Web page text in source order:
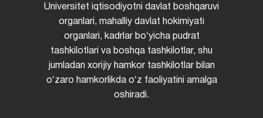
Universitet iqtisodiyotni davlat boshqaruvi
organlari, mahalliy davlat hokimiyati
organlari, kadrlar boʻyicha pudrat
tashkilotlari va boshqa tashkilotlar, shu
jumladan xorijiy hamkor tashkilotlar bilan
oʻzaro hamkorlikda oʻz faoliyatini amalga
oshiradi.